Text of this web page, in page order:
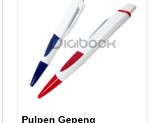
Pulpen Gepeng